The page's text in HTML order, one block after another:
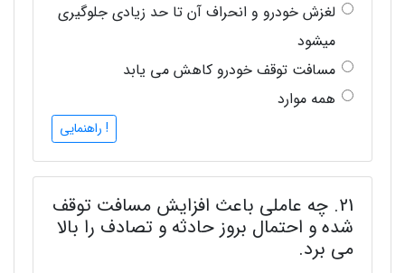
لغزش خودرو و انحراف آن تا حد زیادی جلوگیری
میشود
مسافت توقف خودرو کاهش می یابد
همه موارد
! راهنمایی
21. چه عاملی باعث افزایش مسافت توقف
شده و احتمال بروز حادثه و تصادف را بالا
می برد.